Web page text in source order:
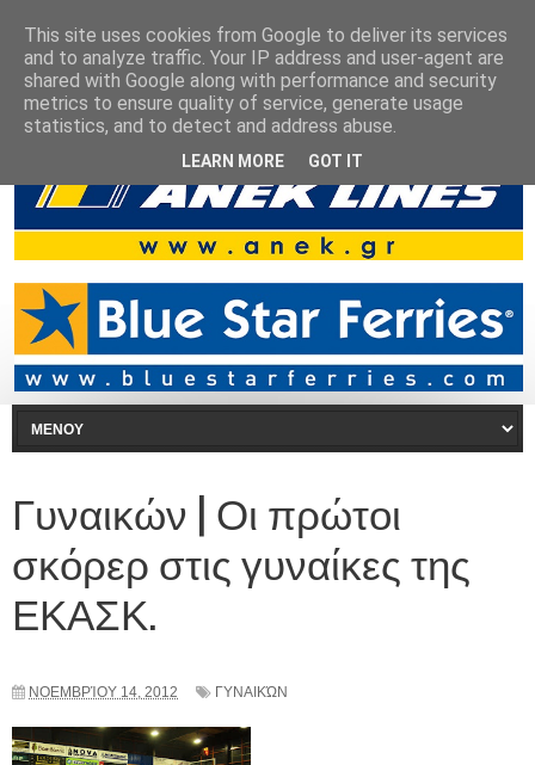
Γυναικών | Οι πρώτοι
σκόρερ στις γυναίκες της
ΕΚΑΣΚ.
ΝΟΕΜΒΡΊΟΥ 14, 2012 ΓΥΝΑΙΚΏΝ
This site uses cookies from Google to deliver its services
and to analyze traffic. Your IP address and user-agent are
shared with Google along with performance and security
metrics to ensure quality of service, generate usage
statistics, and to detect and address abuse.
LEARN MORE GOT IT